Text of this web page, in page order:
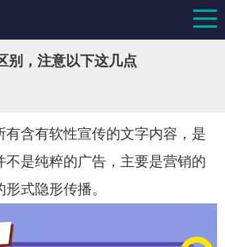
别，注意以下这几点
含有软性宣传的文字内容，是
不是纯粹的广告，主要是营销的
式隐形传播。